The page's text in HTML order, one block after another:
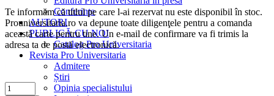
Conferințe
AUTORI
PUBLICĂ CU NOI
Catalog Pro Universitaria
Revista Pro Universitaria
Admitere
Știri
Opinia specialistului
Te informăm că titlul pe care l-ai rezervat nu este disponibil în stoc.
Prouniversitaria.ro va depune toate diligenţele pentru a comanda
această carte pentru tine. Un e-mail de confirmare va fi trimis la
adresa ta de postă electronică.
Criminalistica